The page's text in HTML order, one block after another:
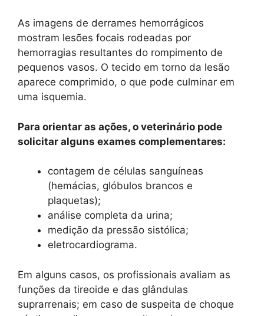
As imagens de derrames hemorrágicos
mostram lesões focais rodeadas por
hemorragias resultantes do rompimento de
pequenos vasos. O tecido em torno da lesão
aparece comprimido, o que pode culminar em
uma isquemia.
Para orientar as ações, o veterinário pode
solicitar alguns exames complementares:
contagem de células sanguíneas
(hemácias, glóbulos brancos e
plaquetas);
análise completa da urina;
medição da pressão sistólica;
eletrocardiograma.
Em alguns casos, os profissionais avaliam as
funções da tireoide e das glândulas
suprarrenais; em caso de suspeita de choque